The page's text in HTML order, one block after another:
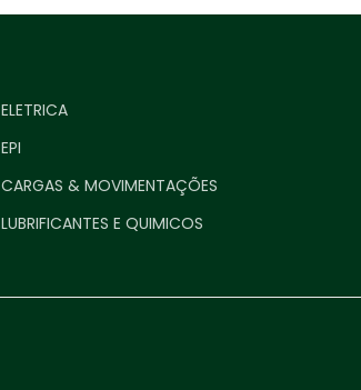
ELETRICA
EPI
CARGAS & MOVIMENTAÇÕES
LUBRIFICANTES E QUIMICOS